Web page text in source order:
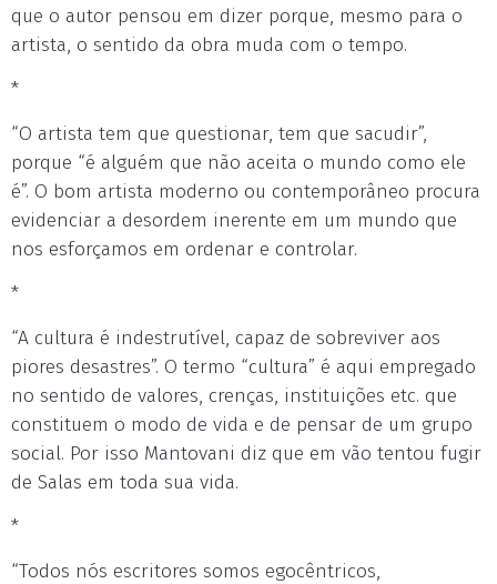
que o autor pensou em dizer porque, mesmo para o
artista, o sentido da obra muda com o tempo.
*
“O artista tem que questionar, tem que sacudir”,
porque “é alguém que não aceita o mundo como ele
é”. O bom artista moderno ou contemporâneo procura
evidenciar a desordem inerente em um mundo que
nos esforçamos em ordenar e controlar.
*
“A cultura é indestrutível, capaz de sobreviver aos
piores desastres”. O termo “cultura” é aqui empregado
no sentido de valores, crenças, instituições etc. que
constituem o modo de vida e de pensar de um grupo
social. Por isso Mantovani diz que em vão tentou fugir
de Salas em toda sua vida.
*
“Todos nós escritores somos egocêntricos,